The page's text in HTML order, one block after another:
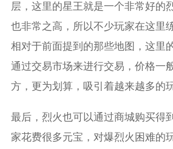
层，这里的星王就是一个非常好的
也非常之高，所以不少玩家在这里
相对于前面提到的那些地图，这里
通过交易市场来进行交易，价格一
方，更为划算，吸引着越来越多的
最后，烈火也可以通过商城购买得
家花费很多元宝，对爆烈火困难的